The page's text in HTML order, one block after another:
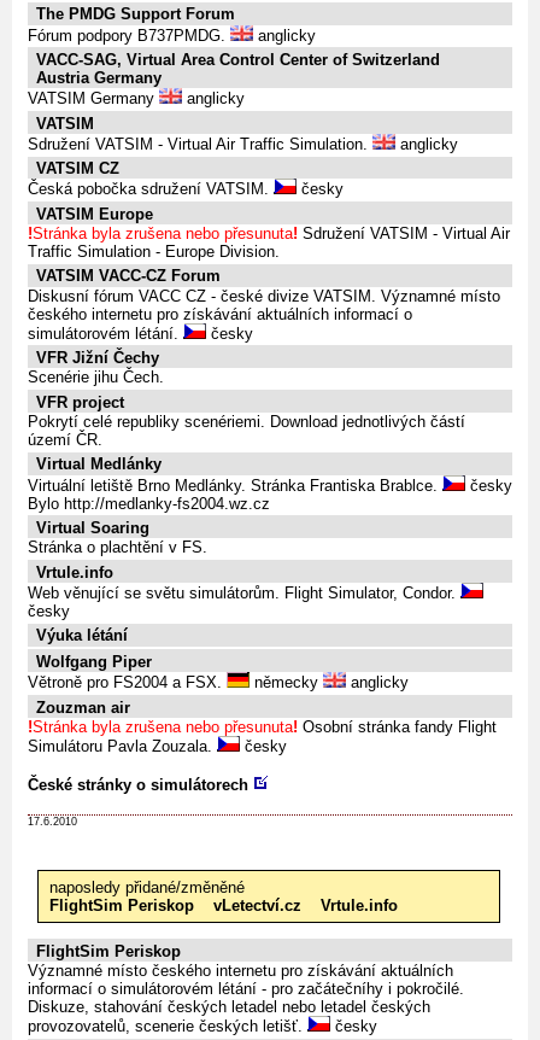
The PMDG Support Forum
Fórum podpory B737PMDG.
anglicky
VACC-SAG, Virtual Area Control Center of Switzerland
Austria Germany
VATSIM Germany
anglicky
VATSIM
Sdružení VATSIM - Virtual Air Traffic Simulation.
anglicky
VATSIM CZ
Česká pobočka sdružení VATSIM.
česky
VATSIM Europe
!Stránka byla zrušena nebo přesunuta! Sdružení VATSIM - Virtual Air
Traffic Simulation - Europe Division.
VATSIM VACC-CZ Forum
Diskusní fórum VACC CZ - české divize VATSIM. Významné místo
českého internetu pro získávání aktuálních informací o
simulátorovém létání.
česky
VFR Jižní Čechy
Scenérie jihu Čech.
VFR project
Pokrytí celé republiky scenériemi. Download jednotlivých částí
území ČR.
Virtual Medlánky
Virtuální letiště Brno Medlánky. Stránka Frantiska Brablce.
česky
Bylo http://medlanky-fs2004.wz.cz
Virtual Soaring
Stránka o plachtění v FS.
Vrtule.info
Web věnující se světu simulátorům. Flight Simulator, Condor.
česky
Výuka létání
Wolfgang Piper
Větroně pro FS2004 a FSX.
německy
anglicky
Zouzman air
!Stránka byla zrušena nebo přesunuta! Osobní stránka fandy Flight
Simulátoru Pavla Zouzala.
česky
České stránky o simulátorech
17.6.2010
naposledy přidané/změněné
FlightSim Periskop
vLetectví.cz Vrtule.info
FlightSim Periskop
Významné místo českého internetu pro získávání aktuálních
informací o simulátorovém létání - pro začátečníhy i pokročilé.
Diskuze, stahování českých letadel nebo letadel českých
provozovatelů, scenerie českých letišť.
česky